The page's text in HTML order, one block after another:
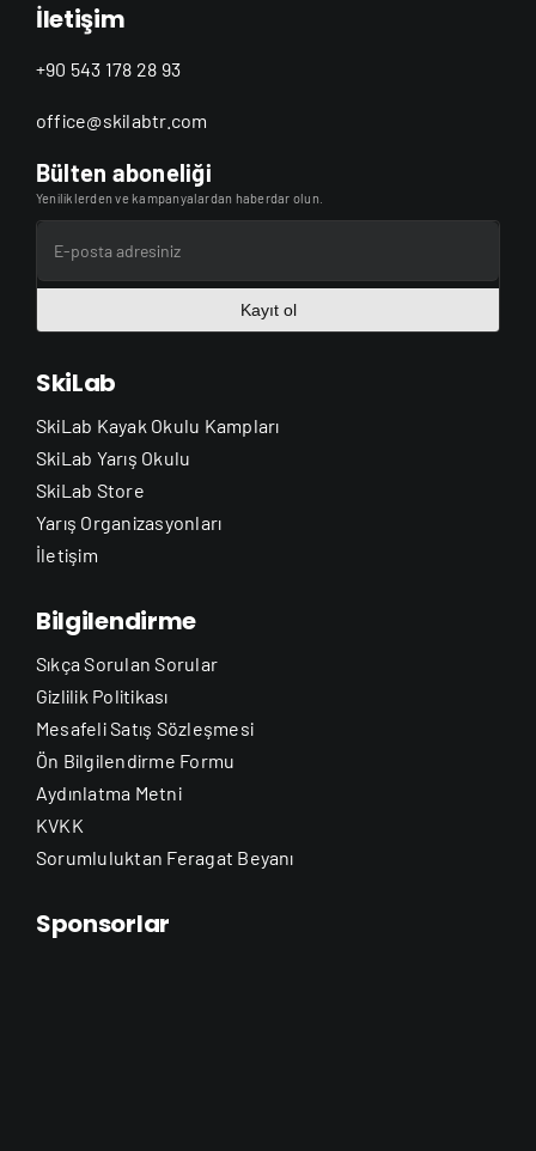
İletişim
+90 543 178 28 93
office@skilabtr.com
Bülten aboneliği
Yeniliklerden ve kampanyalardan haberdar olun.
Kayıt ol
SkiLab
SkiLab Kayak Okulu Kampları
SkiLab Yarış Okulu
SkiLab Store
Yarış Organizasyonları
İletişim
Bilgilendirme
Sıkça Sorulan Sorular
Gizlilik Politikası
Mesafeli Satış Sözleşmesi
Ön Bilgilendirme Formu
Aydınlatma Metni
KVKK
Sorumluluktan Feragat Beyanı
Sponsorlar